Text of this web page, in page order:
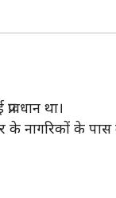
था।
नागरिकों के पास